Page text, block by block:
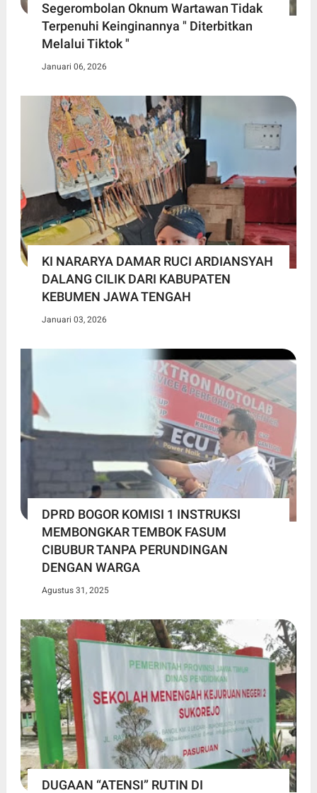
Segerombolan Oknum Wartawan Tidak
Terpenuhi Keinginannya " Diterbitkan
Melalui Tiktok "
Januari 06, 2026
KI NARARYA DAMAR RUCI ARDIANSYAH
DALANG CILIK DARI KABUPATEN
KEBUMEN JAWA TENGAH
Januari 03, 2026
DPRD BOGOR KOMISI 1 INSTRUKSI
MEMBONGKAR TEMBOK FASUM
CIBUBUR TANPA PERUNDINGAN
DENGAN WARGA
Agustus 31, 2025
DUGAAN “ATENSI” RUTIN DI